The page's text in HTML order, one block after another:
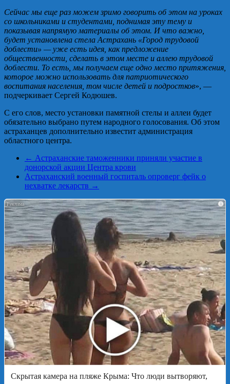
Сейчас мы еще раз можем зримо говорить об этом на уроках
со школьниками и студентами, поднимая эту тему и
показывая напрямую материалы об этом. И что важно,
будет установлена стела Астрахань «Город трудовой
доблести» — уже есть идея, как предложение
общественности, сделать в этом месте и аллею трудовой
доблести. То есть, мы получаем еще одно место притяжения,
которое можно использовать для патриотического
воспитания населения, том числе детей и подростков», —
подчеркивает Сергей Кодюшев.
С его слов, место установки памятной стелы и аллеи будет
обязательно выбрано путем народного голосования. Об этом
астраханцев дополнительно известит администрация
областного центра.
← Астраханские таможенники приняли участие в
донорской акции Центра крови
Астраханский военный госпиталь опроверг фейк о
нехватке лекарств →
i
Скрытая камера на пляже Крыма: Что люди вытворяют,